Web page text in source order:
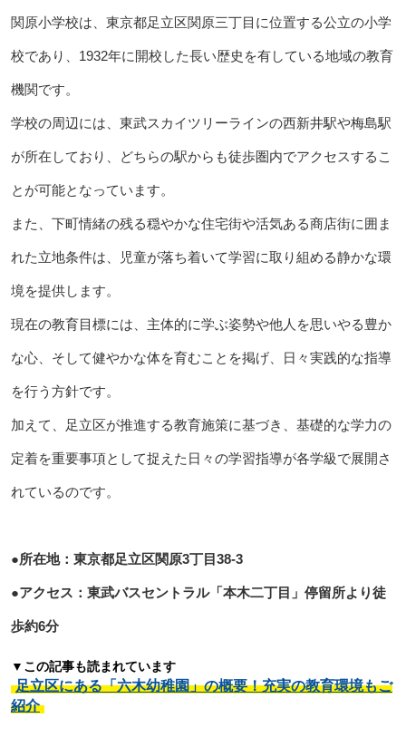
関原小学校は、東京都足立区関原三丁目に位置する公立の小学
校であり、1932年に開校した長い歴史を有している地域の教育
機関です。
学校の周辺には、東武スカイツリーラインの西新井駅や梅島駅
が所在しており、どちらの駅からも徒歩圏内でアクセスするこ
とが可能となっています。
また、下町情緒の残る穏やかな住宅街や活気ある商店街に囲ま
れた立地条件は、児童が落ち着いて学習に取り組める静かな環
境を提供します。
現在の教育目標には、主体的に学ぶ姿勢や他人を思いやる豊か
な心、そして健やかな体を育むことを掲げ、日々実践的な指導
を行う方針です。
加えて、足立区が推進する教育施策に基づき、基礎的な学力の
定着を重要事項として捉えた日々の学習指導が各学級で展開さ
れているのです。
●所在地：東京都足立区関原3丁目38-3
●アクセス：東武バスセントラル「本木二丁目」停留所より徒
歩約6分
▼この記事も読まれています
足立区にある「六木幼稚園」の概要！充実の教育環境もご
紹介